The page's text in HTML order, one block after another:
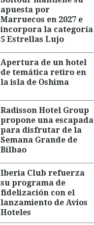
apuesta por
Marruecos en 2027 e
incorpora la categoría
5 Estrellas Lujo
Apertura de un hotel
de temática retiro en
la isla de Oshima
Radisson Hotel Group
propone una escapada
para disfrutar de la
Semana Grande de
Bilbao
Iberia Club refuerza
su programa de
fidelización con el
lanzamiento de Avios
Hoteles